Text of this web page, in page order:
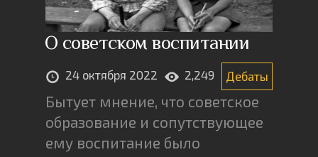
О советском воспитании
24 октября 2022 2,249 Дебаты
Бытует мнение, что советское
образование и сопутствующее
ему воспитание было